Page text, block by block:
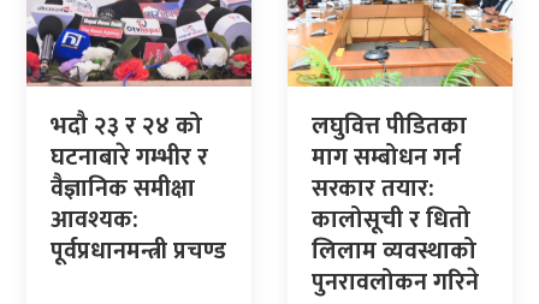
भदौ २३ र २४ को
घटनाबारे गम्भीर र
वैज्ञानिक समीक्षा
आवश्यक:
पूर्वप्रधानमन्त्री प्रचण्ड
लघुवित्त पीडितका
माग सम्बोधन गर्न
सरकार तयार:
कालोसूची र धितो
लिलाम व्यवस्थाको
पुनरावलोकन गरिने